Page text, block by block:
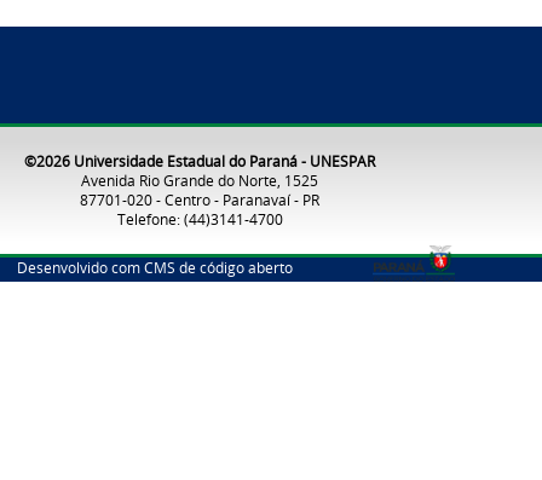
©2026 Universidade Estadual do Paraná - UNESPAR
Avenida Rio Grande do Norte, 1525
87701-020 - Centro - Paranavaí - PR
Telefone: (44)3141-4700
Desenvolvido com CMS de código aberto